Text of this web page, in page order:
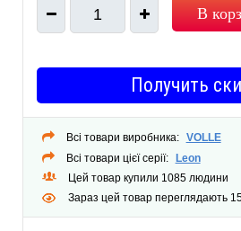
1 В
Получить
Всі товари виробника: VOLLE
Всі товари цієї серії:
Leon
Цей товар купили 1085 людини
Зараз цей товар переглядають